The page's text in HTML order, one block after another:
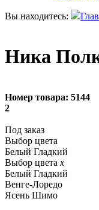
Вы находитесь:
Ника
Номер товара: 5144
2
Под заказ
Выбор цвета
Белый Гладкий
Выбор цвета x
Белый Гладкий
Венге-Лоредо
Ясень Шимо